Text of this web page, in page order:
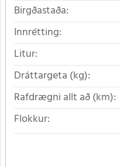
Birgðastaða:
Innrétting:
Litur:
Dráttargeta (kg):
Rafdrægni allt að (km):
Flokkur: